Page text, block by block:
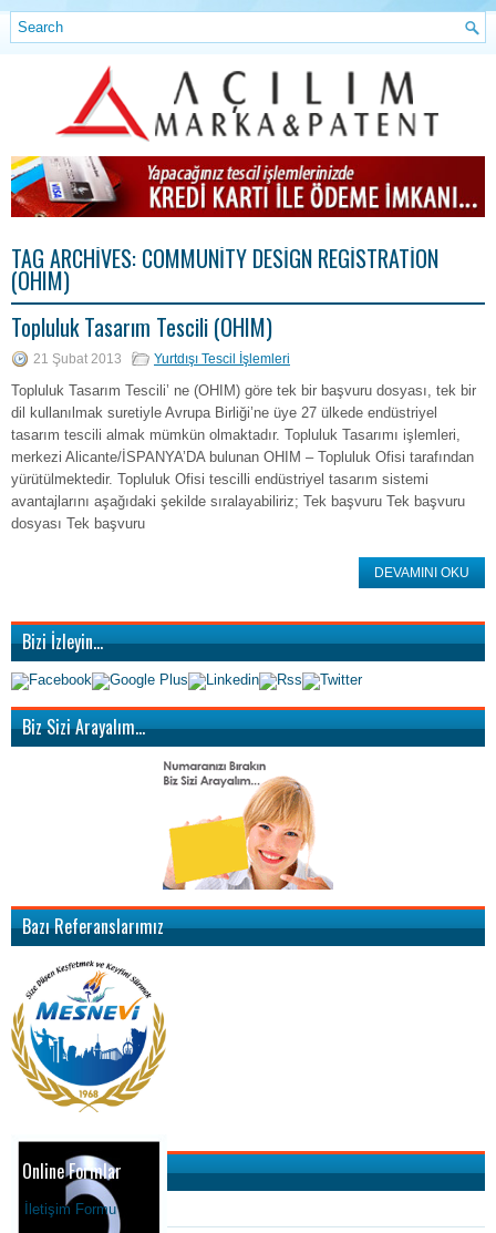
TAG ARCHIVES: COMMUNITY DESIGN REGISTRATION
(OHIM)
Topluluk Tasarım Tescili (OHIM)
21 Şubat 2013 Yurtdışı Tescil İşlemleri
Topluluk Tasarım Tescili’ ne (OHIM) göre tek bir başvuru dosyası, tek bir
dil kullanılmak suretiyle Avrupa Birliği’ne üye 27 ülkede endüstriyel
tasarım tescili almak mümkün olmaktadır. Topluluk Tasarımı işlemleri,
merkezi Alicante/İSPANYA’DA bulunan OHIM – Topluluk Ofisi tarafından
yürütülmektedir. Topluluk Ofisi tescilli endüstriyel tasarım sistemi
avantajlarını aşağıdaki şekilde sıralayabiliriz; Tek başvuru Tek başvuru
dosyası Tek başvuru
DEVAMINI OKU
Bizi İzleyin…
Biz Sizi Arayalım…
Bazı Referanslarımız
Online Formlar
İletişim Formu